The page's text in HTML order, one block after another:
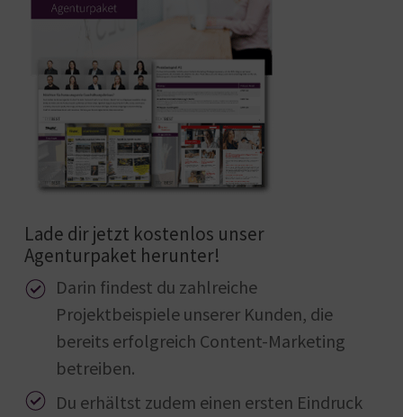
Lade dir jetzt kostenlos unser
Agenturpaket herunter!
Darin findest du zahlreiche
Projektbeispiele unserer Kunden, die
bereits erfolgreich Content-Marketing
betreiben.
Du erhältst zudem einen ersten Eindruck